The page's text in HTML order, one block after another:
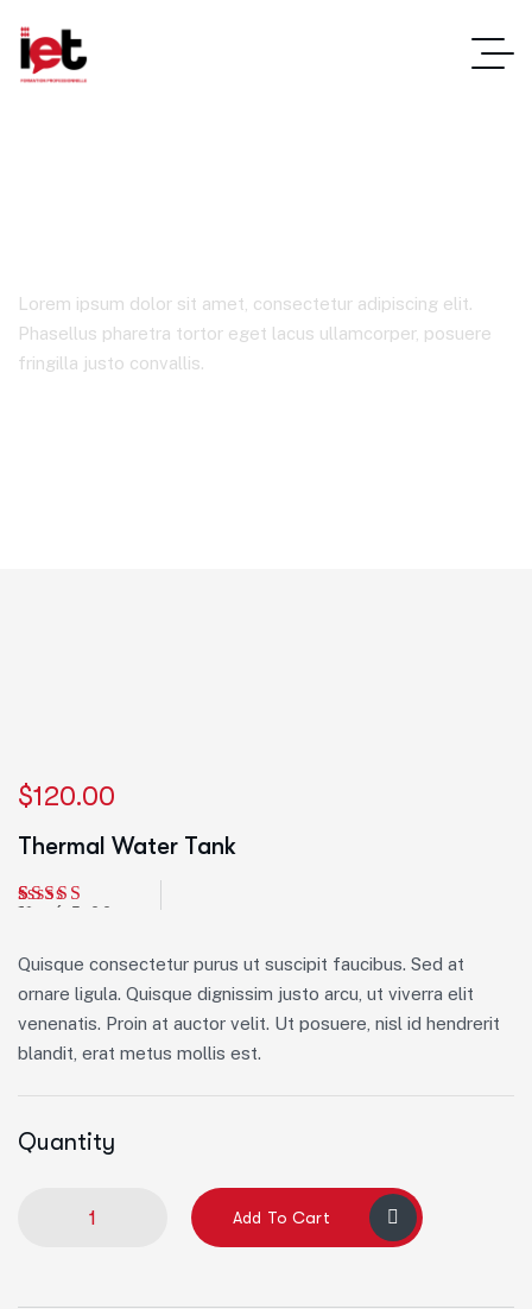
Lorem ipsum dolor sit amet, consectetur adipiscing elit.
Phasellus pharetra tortor eget lacus ullamcorper, posuere
fringilla justo convallis.
$120.00
Thermal Water Tank
Noté 5.00
1
notation
client
Quisque consectetur purus ut suscipit faucibus. Sed at
ornare ligula. Quisque dignissim justo arcu, ut viverra elit
venenatis. Proin at auctor velit. Ut posuere, nisl id hendrerit
blandit, erat metus mollis est.
Quantity
Add To Cart